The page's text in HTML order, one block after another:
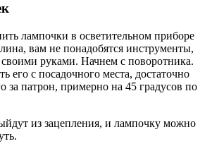
лампочки в осветительном приборе
вам не понадобятся инструменты,
своими руками. Начнем с поворотника.
его с посадочного места, достаточно
за патрон, примерно на 45 градусов по
из зацепления, и лампочку можно